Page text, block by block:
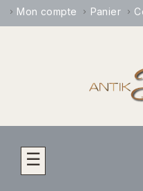
Mon compte Panier
☰